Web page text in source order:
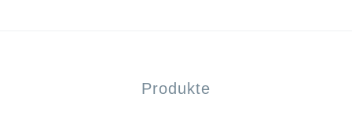
Produkte